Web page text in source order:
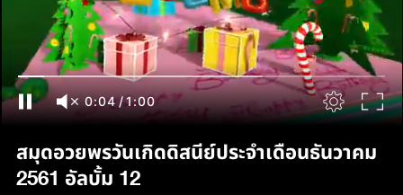
0:04/1:00
สมุดอวยพรวันเกิดดิสนีย์ประจำเดือนธันวาคม
2561 อัลบั้ม 12